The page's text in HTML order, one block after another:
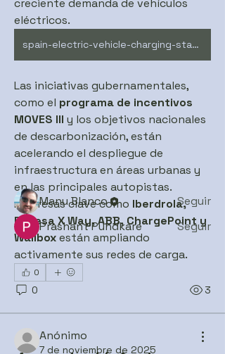
creciente demanda de vehículos
eléctricos.
spain-electric-vehicle-charging-station
Las iniciativas gubernamentales,
como el programa de incentivos
MOVES III y los objetivos nacionales
de descarbonización, están
acelerando el despliegue de
infraestructura en áreas urbanas y
en las principales autopistas.
Empresas clave como Iberdrola,
Endesa X Way, ABB, ChargePoint y
Wallbox están ampliando
activamente sus redes de carga.
0
0 3
Anónimo
7 de noviembre de 2025
Acerca de
Comunidad dedicada a debatir
temas abordados en los talleres...
Leer más
Miembros
Manu Blanco
Seguir
Prashant Pundkare
Seguir
Ver todos los miembros (2)